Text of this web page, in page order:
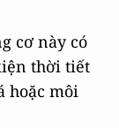
cơ này có
thời tiết
hoặc môi